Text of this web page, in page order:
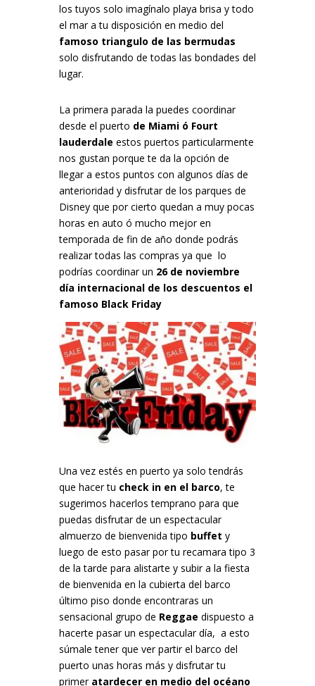
los tuyos solo imagínalo playa brisa y todo
el mar a tu disposición en medio del
famoso triangulo de las bermudas
solo disfrutando de todas las bondades del
lugar.
La primera parada la puedes coordinar
desde el puerto de Miami ó Fourt
lauderdale estos puertos particularmente
nos gustan porque te da la opción de
llegar a estos puntos con algunos días de
anterioridad y disfrutar de los parques de
Disney que por cierto quedan a muy pocas
horas en auto ó mucho mejor en
temporada de fin de año donde podrás
realizar todas las compras ya que lo
podrías coordinar un 26 de noviembre
día internacional de los descuentos el
famoso Black Friday
Una vez estés en puerto ya solo tendrás
que hacer tu check in en el barco, te
sugerimos hacerlos temprano para que
puedas disfrutar de un espectacular
almuerzo de bienvenida tipo buffet y
luego de esto pasar por tu recamara tipo 3
de la tarde para alistarte y subir a la fiesta
de bienvenida en la cubierta del barco
último piso donde encontraras un
sensacional grupo de Reggae dispuesto a
hacerte pasar un espectacular día, a esto
súmale tener que ver partir el barco del
puerto unas horas más y disfrutar tu
primer atardecer en medio del océano